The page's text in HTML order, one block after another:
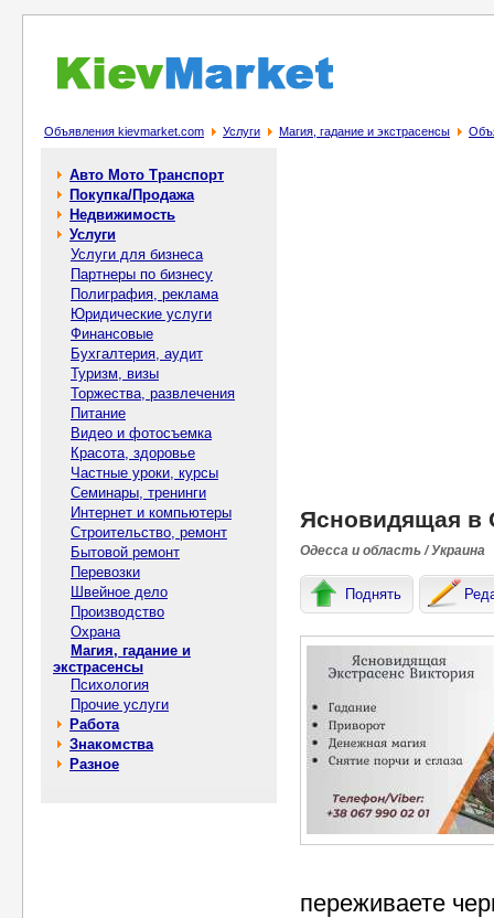
Объявления kievmarket.com Услуги Магия, гадание и экстрасенсы
Авто Мото Транспорт
Покупка/Продажа
Недвижимость
Услуги
Услуги для бизнеса
Партнеры по бизнесу
Полиграфия, реклама
Юридические услуги
Финансовые
Бухгалтерия, аудит
Туризм, визы
Торжества, развлечения
Питание
Видео и фотосъемка
Красота, здоровье
Частные уроки, курсы
Семинары, тренинги
Интернет и компьютеры
Строительство, ремонт
Бытовой ремонт
Перевозки
Швейное дело
Производство
Охрана
Магия, гадание и
экстрасенсы
Психология
Прочие услуги
Работа
Знакомства
Разное
Ясновидящая в
Одесса и область / Украина
Поднять
переживаете